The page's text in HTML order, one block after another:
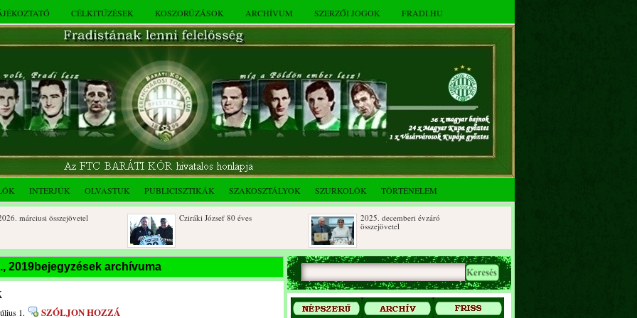
CÉLKITŰZÉSEK KOSZORÚZÁSOK ARCHÍVUM SZERZŐI JOGOK FRADI.HU
INTERJÚK OLVASTUK PUBLICISZTIKÁK SZAKOSZTÁLYOK SZURKOLÓK TÖRTÉNELEM
összejövetel Cziráki József 80 éves
2025. decemberi évzáró
összejövetel
József 90 éves
Albert Flórián sírjának
Az FTC Baráti Kör 2025. októberi
összejövetel
2019bejegyzések archívuma
1.
SZÓLJON HOZZÁ